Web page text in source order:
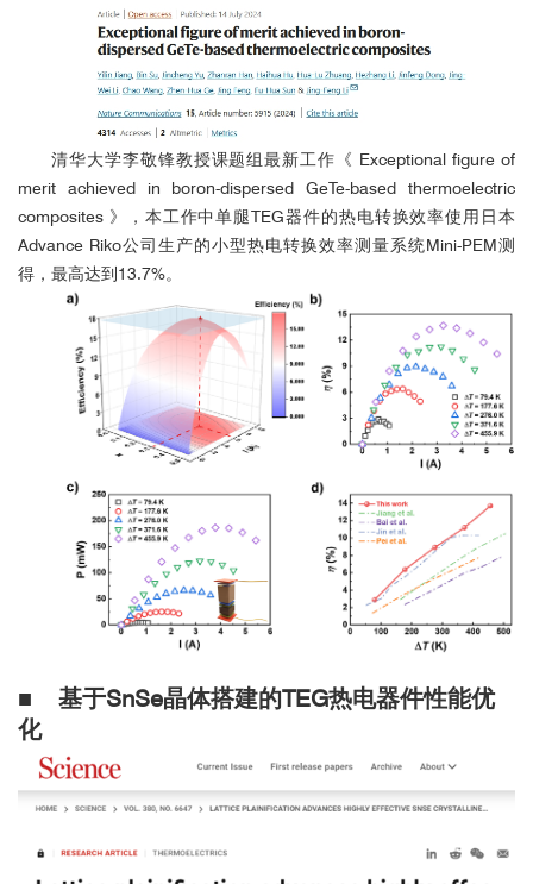
清华大学李敬锋教授课题组最新工作《 Exceptional figure of
merit achieved in boron-dispersed GeTe-based thermoelectric
composites 》，本工作中单腿TEG器件的热电转换效率使用日本
Advance Riko公司生产的小型热电转换效率测量系统Mini-PEM测
得，最高达到13.7%。
■ 基于SnSe晶体搭建的TEG热电器件性能优
化
本工作中的塞贝克系数及电阻率使用日本Advance Riko公司生
产的塞贝克系数/电阻测量系统测得；单腿TEG器件的热电转换效率
使用日本Advance Riko公司生产的小型热电转换效率测量系统Mini-
PEM测得。
中国科学院物理研究所
国外用户